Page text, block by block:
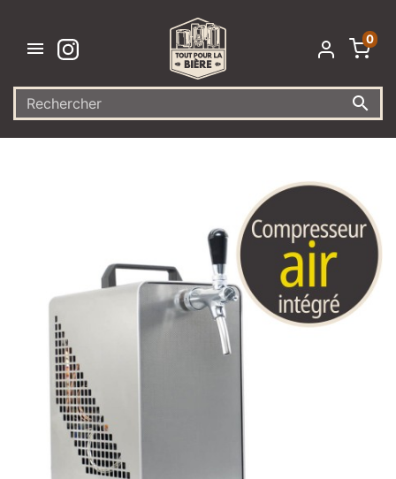


0